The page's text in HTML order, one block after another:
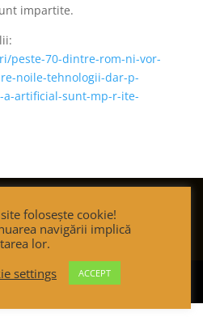
impartite.
peste-70-dintre-rom-ni-vor-
noile-tehnologii-dar-p-
artificial-sunt-mp-r-ite-
de cookies
Thinking Group
folosește cookie!
navigării implică
lor.
settings
ACCEPT